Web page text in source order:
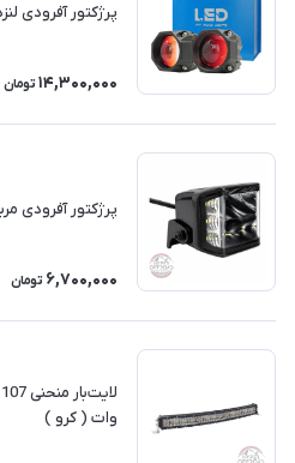
پرژکتور آفرودی
14,300,000 تومان
پرژکتور آفرودی
6,700,000 تومان
وات ( کرو )